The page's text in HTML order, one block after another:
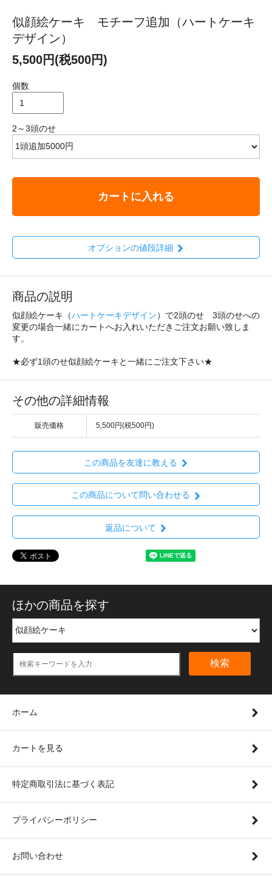
似顔絵ケーキ モチーフ追加（ハートケーキ
デザイン）
5,500円(税500円)
個数
2～3頭のせ
カートに入れる
オプションの値段詳細
商品の説明
似顔絵ケーキ（ハートケーキデザイン）で2頭のせ 3頭のせへの
変更の場合一緒にカートへお入れいただきご注文お願い致しま
す。
★必ず1頭のせ似顔絵ケーキと一緒にご注文下さい★
その他の詳細情報
販売価格 5,500円(税500円)
この商品を友達に教える
この商品について問い合わせる
返品について
ほかの商品を探す
検索
ホーム
カートを見る
特定商取引法に基づく表記
プライバシーポリシー
お問い合わせ